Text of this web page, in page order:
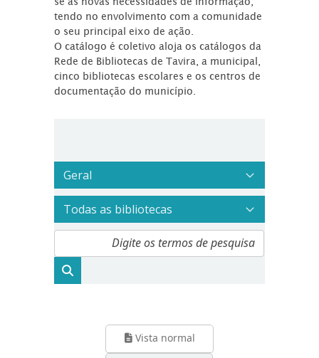
tendo no envolvimento com a comunidade
o seu principal eixo de ação.
O catálogo é coletivo aloja os catálogos da
Rede de Bibliotecas de Tavira, a municipal,
cinco bibliotecas escolares e os centros de
documentação do município.
Vista normal